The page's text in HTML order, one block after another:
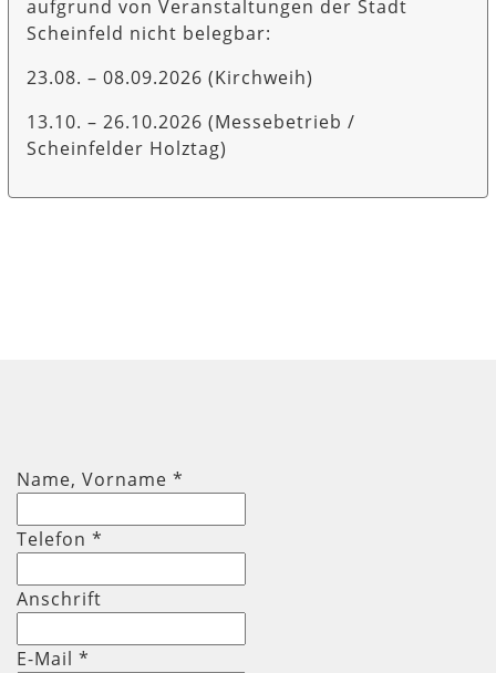
aufgrund von Veranstaltungen der Stadt
Scheinfeld nicht belegbar:
23.08. – 08.09.2026 (Kirchweih)
13.10. – 26.10.2026 (Messebetrieb /
Scheinfelder Holztag)
Name, Vorname *
Telefon *
Anschrift
E-Mail *